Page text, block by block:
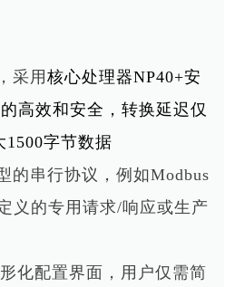
采用核心处理器NP40+安
高效和安全，转换延迟仅
1500字节数据
的串行协议，例如Modbus
义的专用请求/响应或生产
化配置界面，用户仅需简